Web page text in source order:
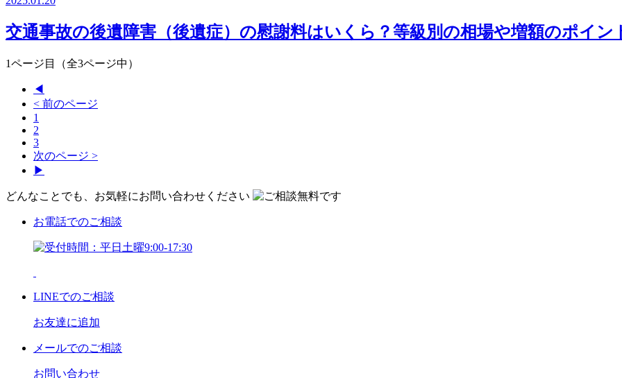
交通事故の後遺障害（後遺症）の慰謝料はいくら？等級別の相場や増額のポイン
1ページ目（全3ページ中）
◀
< 前のページ
1
2
3
次のページ >
▶
どんなことでも、お気軽にお問い合わせください
お電話でのご相談
LINEでのご相談
お友達に追加
メールでのご相談
お問い合わせ